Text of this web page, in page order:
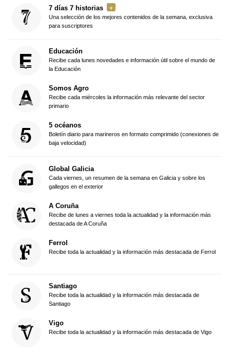
7 días 7 historias
Una selección de los mejores contenidos de la semana, exclusiva
para suscriptores
Educación
Recibe cada lunes novedades e información útil sobre el mundo de
la Educación
Somos Agro
Recibe cada miércoles la información más relevante del sector
primario
5 océanos
Boletín diario para marineros en formato comprimido (conexiones de
baja velocidad)
Global Galicia
Cada viernes, un resumen de la semana en Galicia y sobre los
gallegos en el exterior
A Coruña
Recibe de lunes a viernes toda la actualidad y la información más
destacada de A Coruña
Ferrol
Recibe toda la actualidad y la información más destacada de Ferrol
Santiago
Recibe toda la actualidad y la información más destacada de
Santiago
Vigo
Recibe toda la actualidad y la información más destacada de Vigo